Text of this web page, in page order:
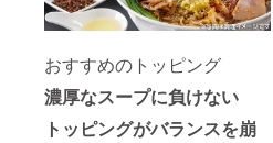
おすすめのトッピング
濃厚なスープに負けない
トッピングがバランスを崩